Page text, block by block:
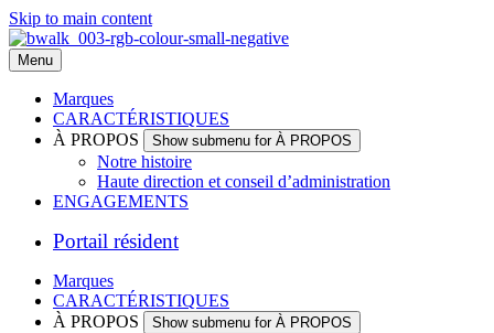
Skip to main content
Menu
Marques
CARACTÉRISTIQUES
À PROPOS
Show submenu for À PROPOS
Notre histoire
Haute direction et conseil d’administration
ENGAGEMENTS
Portail résident
Marques
CARACTÉRISTIQUES
À PROPOS
Show submenu for À PROPOS